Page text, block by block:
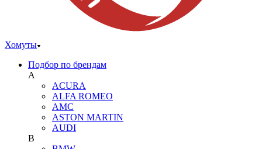
Хомуты
Подбор по брендам
A
ACURA
ALFA ROMEO
AMC
ASTON MARTIN
AUDI
B